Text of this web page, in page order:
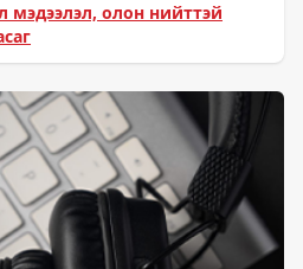
мэдээлэл, олон нийттэй